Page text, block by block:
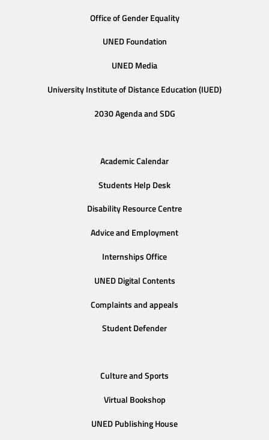
Office of Gender Equality
UNED Foundation
UNED Media
University Institute of Distance Education (IUED)
2030 Agenda and SDG
Academic Calendar
Students Help Desk
Disability Resource Centre
Advice and Employment
Internships Office
UNED Digital Contents
Complaints and appeals
Student Defender
Culture and Sports
Virtual Bookshop
UNED Publishing House